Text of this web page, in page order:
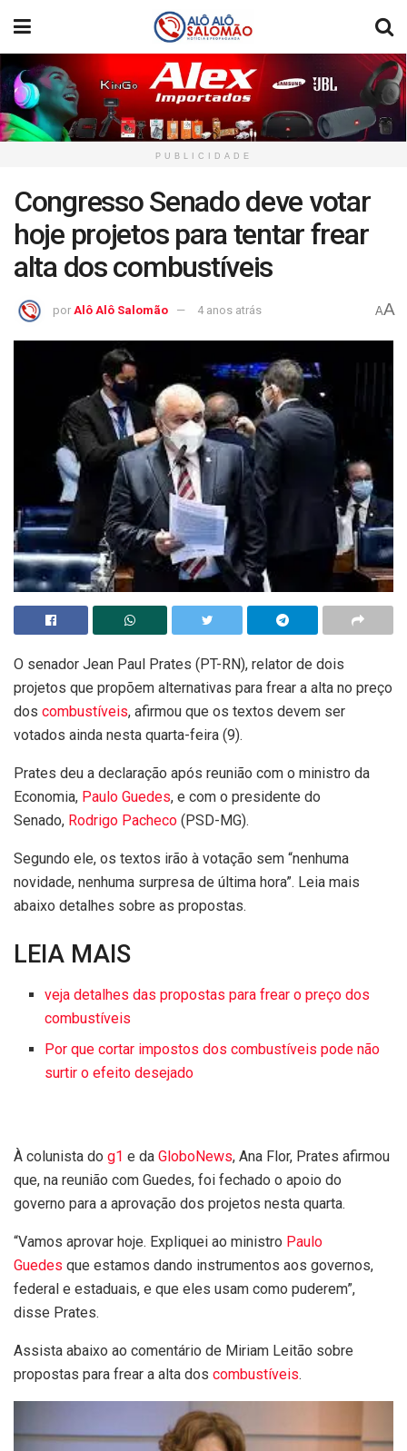
PUBLICIDADE
Congresso Senado deve votar
hoje projetos para tentar frear
alta dos combustíveis
por Alô Alô Salomão 4 anos atrás AA
O senador Jean Paul Prates (PT-RN), relator de dois
projetos que propõem alternativas para frear a alta no preço
dos combustíveis, afirmou que os textos devem ser
votados ainda nesta quarta-feira (9).
Prates deu a declaração após reunião com o ministro da
Economia, Paulo Guedes, e com o presidente do
Senado, Rodrigo Pacheco (PSD-MG).
Segundo ele, os textos irão à votação sem “nenhuma
novidade, nenhuma surpresa de última hora”. Leia mais
abaixo detalhes sobre as propostas.
LEIA MAIS
veja detalhes das propostas para frear o preço dos
combustíveis
Por que cortar impostos dos combustíveis pode não
surtir o efeito desejado
À colunista do g1 e da GloboNews, Ana Flor, Prates afirmou
que, na reunião com Guedes, foi fechado o apoio do
governo para a aprovação dos projetos nesta quarta.
“Vamos aprovar hoje. Expliquei ao ministro Paulo
Guedes que estamos dando instrumentos aos governos,
federal e estaduais, e que eles usam como puderem”,
disse Prates.
Assista abaixo ao comentário de Miriam Leitão sobre
propostas para frear a alta dos combustíveis.